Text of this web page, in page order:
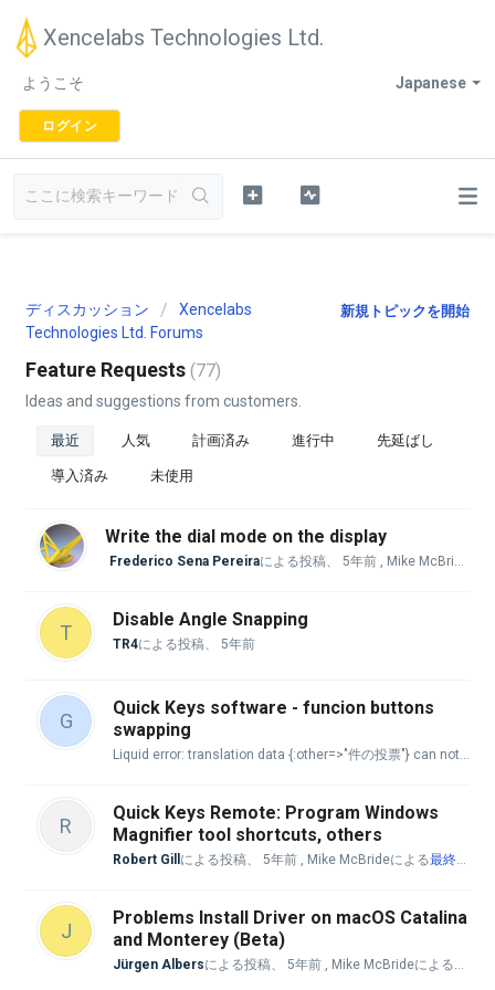
Xencelabs Technologies Ltd.
Japanese
ようこそ
ログイン
新規トピックを開始
ディスカッション
Xencelabs
Technologies Ltd. Forums
Feature Requests 77
Ideas and suggestions from customers.
最近 人気 計画済み 進行中 先延ばし
導入済み 未使用
Write the dial mode on the display
Frederico Sena Pereiraによる投稿、 5年前 , Mike McBrideによる
T
Disable Angle Snapping
TR4による投稿、 5年前
G
Quick Keys software - funcion buttons
swapping
Liquid error: translation data {:other=>"件の投票"} can not be used with :count => 1. key 'one' is missing.
R
Quick Keys Remote: Program Windows
Magnifier tool shortcuts, others
Robert Gill による投稿、 5年前 , Mike McBrideによる最終返信
J
Problems Install Driver on macOS Catalina
and Monterey (Beta)
Jürgen Albersによる投稿、 5年前 , Mike McBrideによる最終